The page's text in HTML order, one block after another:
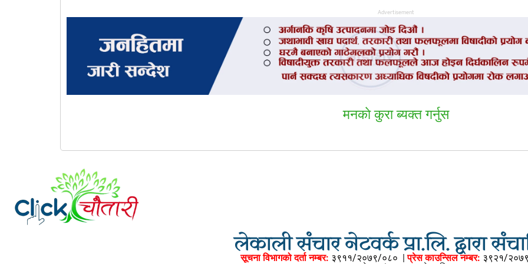
Advertisement
मनकाे कुरा ब्यक्त गर्नुस
लेकाली संचार नेटवर्क प्रा.लि. द्वारा
सूचना विभागको दर्ता नम्बर: ३९११/२०७९/०८० |प्रेस काउन्सिल नम्बर: ३९२१/